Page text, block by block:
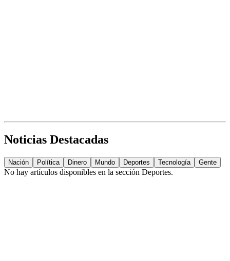
Noticias Destacadas
Nación Política Dinero Mundo Deportes Tecnología Gente
No hay artículos disponibles en la sección Deportes.